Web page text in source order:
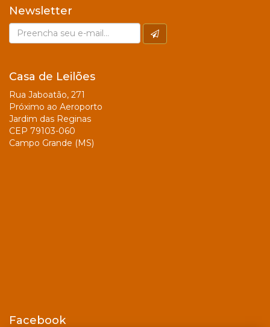
Newsletter
Casa de Leilões
Rua Jaboatão, 271
Próximo ao Aeroporto
Jardim das Reginas
CEP 79103-060
Campo Grande (MS)
Facebook